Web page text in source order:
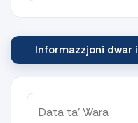
Informazzjoni dwar